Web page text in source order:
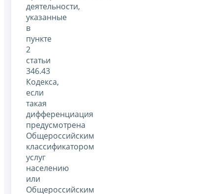
деятельности,
указанные
в
пункте
2
статьи
346.43
Кодекса,
если
такая
дифференциация
предусмотрена
Общероссийским
классификатором
услуг
населению
или
Общероссийским